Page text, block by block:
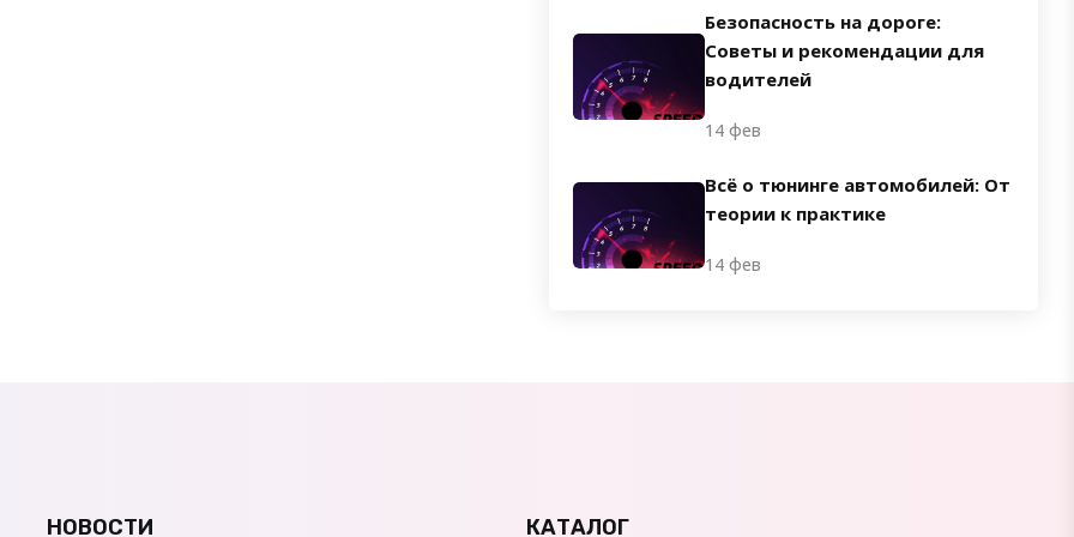
Безопасность на дороге:
Советы и рекомендации для
водителей
14 фев
Всё о тюнинге автомобилей: От
теории к практике
14 фев
НОВОСТИ КАТАЛОГ